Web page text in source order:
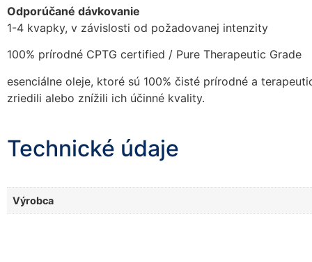
Odporúčané dávkovanie
1-4 kvapky, v závislosti od požadovanej intenzity
100% prírodné CPTG certified / Pure Therapeutic Grade
esenciálne oleje, ktoré sú 100% čisté prírodné a
zriedili alebo znížili ich účinné kvality.
Technické údaje
Výrobca